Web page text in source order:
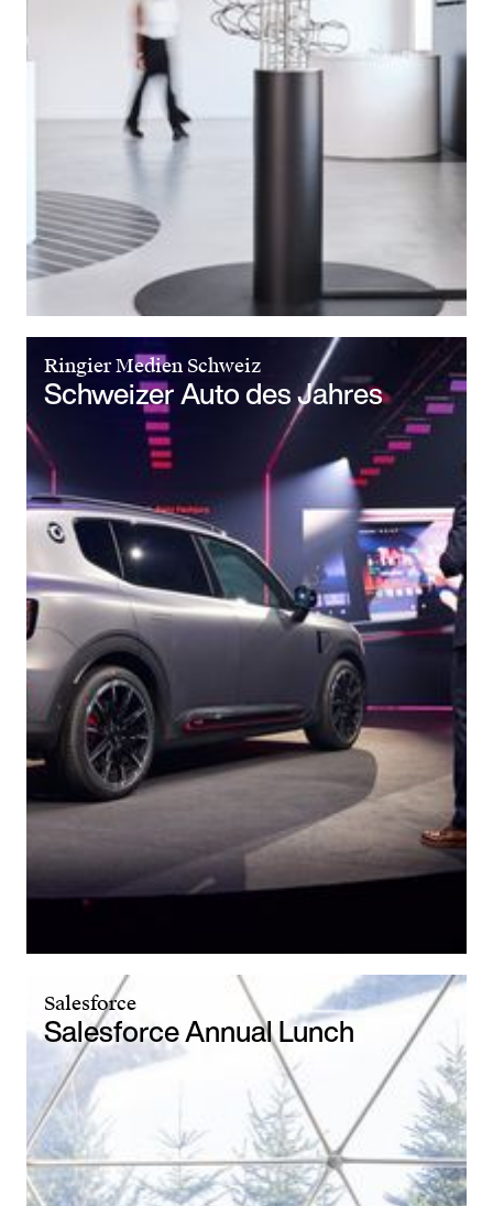
Ringier Medien Schweiz
Schweizer Auto des Jahres
Salesforce
Salesforce Annual Lunch